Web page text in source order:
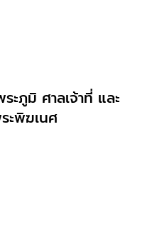
ภูมิ ศาลเจ้าที่ และ
ะพิฆเนศ